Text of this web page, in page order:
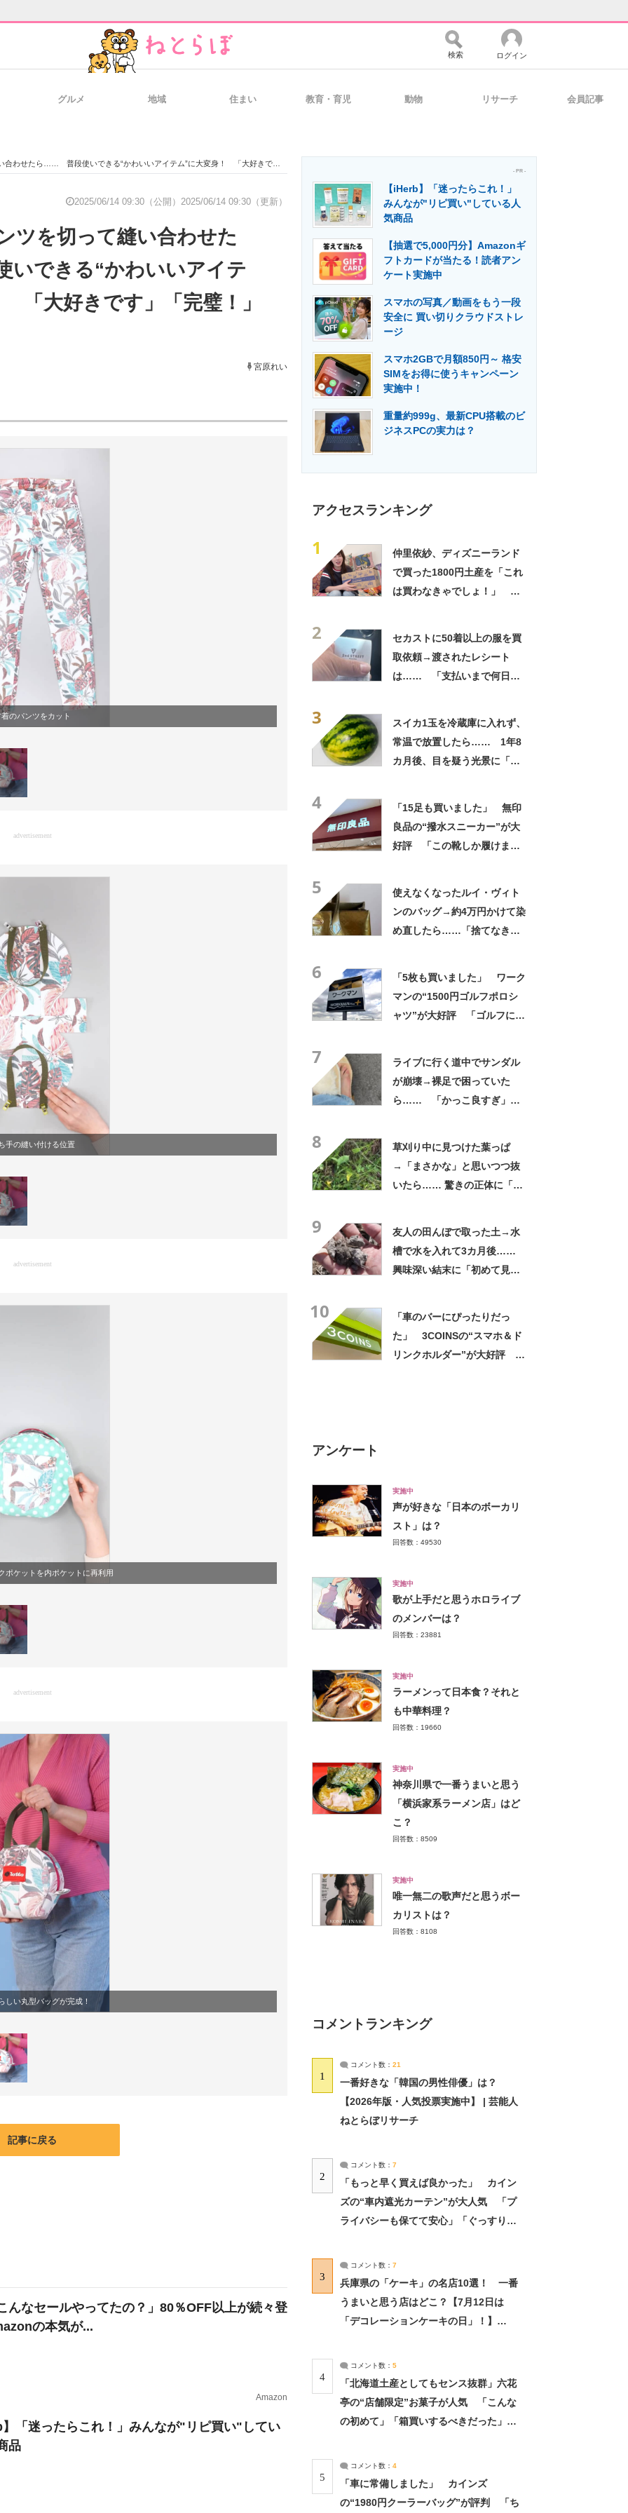
経営リーダーのコミュニティ マーケ×ITの今がよく分かる
製造業のIT導入・活用を支援
エネルギーの専門メディア 建設×テクノロジーの最前線
検索 ログイン
グルメ 地域 住まい 教育・育児 動物 リサーチ 会員記事
たら…… 普段使いできる“かわいいアイテム”に大変身！ 「大好きです」「完璧！」【海外】
2025/06/14 09:30（公開） 2025/06/14 09:30（更新）
ツを切って縫い合わせた
できる“かわいいアイテ
「大好きです」「完璧！」
宮原れい
着のパンツをカット
advertisement
手の縫い付ける位置
advertisement
ポケットを内ポケットに再利用
advertisement
しい丸型バッグが完成！
記事に戻る
んなセールやってたの？」80％OFF以上が続々登
の本気が...
Amazon
「迷ったらこれ！」みんなが"リピ買い"してい
品
- PR -
【iHerb】「迷ったらこれ！」
みんなが"リピ買い"している人
気商品
【抽選で5,000円分】Amazonギ
フトカードが当たる！読者アン
ケート実施中
スマホの写真／動画をもう一段
安全に 買い切りクラウドストレ
ージ
スマホ2GBで月額850円～ 格安
SIMをお得に使うキャンペーン
実施中！
重量約999g、最新CPU搭載のビ
ジネスPCの実力は？
アクセスランキング
1
仲里依紗、ディズニーランド
で買った1800円土産を「これ
は買わなきゃでしょ！」
2
セカストに50着以上の服を買
取依頼→渡されたレシート
は…… 「支払いまで何日か
3
スイカ1玉を冷蔵庫に入れず、
常温で放置したら…… 1年8
カ月後、目を疑う光景に「ヤ
4
「15足も買いました」 無印
良品の“撥水スニーカー”が大
好評 「この靴しか履けませ
5
使えなくなったルイ・ヴィト
ンのバッグ→約4万円かけて染
め直したら……「捨てなきゃ
6
「5枚も買いました」 ワーク
マンの“1500円ゴルフポロシ
ャツ”が大好評 「ゴルフにも
7
ライブに行く道中でサンダル
が崩壊→裸足で困っていた
ら…… 「かっこ良すぎ」ま
8
草刈り中に見つけた葉っぱ
→「まさかな」と思いつつ抜
いたら…… 驚きの正体に「お
9
友人の田んぼで取った土→水
槽で水を入れて3カ月後……
興味深い結末に「初めて見
10
「車のバーにぴったりだっ
た」 3COINSの“スマホ＆ド
リンクホルダー”が大好評
アンケート
実施中
声が好きな「日本のボーカリ
スト」は？
回答数：49530
実施中
歌が上手だと思うホロライブ
のメンバーは？
回答数：23881
実施中
ラーメンって日本食？それと
も中華料理？
回答数：19660
実施中
神奈川県で一番うまいと思う
「横浜家系ラーメン店」はど
こ？
回答数：8509
実施中
唯一無二の歌声だと思うボー
カリストは？
回答数：8108
コメントランキング
1
コメント数： 21
一番好きな「韓国の男性俳優」は？
【2026年版・人気投票実施中】 | 芸能人
ねとらぼリサーチ
2
コメント数： 7
「もっと早く買えば良かった」 カイン
ズの“車内遮光カーテン”が大人気 「プ
ライバシーも保てて安心」「ぐっすり眠
3
コメント数： 7
兵庫県の「ケーキ」の名店10選！ 一番
うまいと思う店はどこ？【7月12日は
「デコレーションケーキの日」！】
4
コメント数： 5
「北海道土産としてもセンス抜群」六花
亭の“店舗限定”お菓子が人気 「こんな
の初めて」「箱買いするべきだった」
5
コメント数： 4
「車に常備しました」 カインズ
の“1980円クーラーバッグ”が評判 「ち